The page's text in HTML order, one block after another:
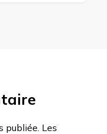
publiée. Les